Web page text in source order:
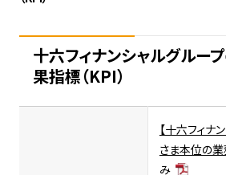
十六フィナンシャルグルー
果指標（KPI）
【十六フィナ
さま本位の
み